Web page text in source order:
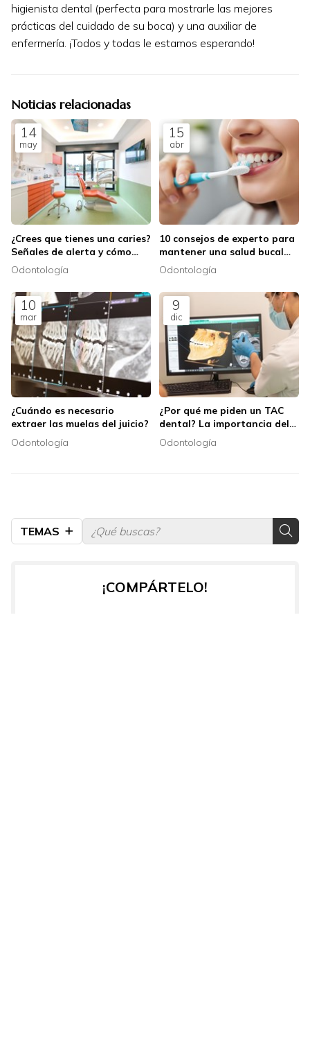
TEMAS
higienista dental (perfecta para mostrarle las mejores
prácticas del cuidado de su boca) y una auxiliar de
enfermería. ¡Todos y todas le estamos esperando!
Noticias relacionadas
14
may
¿Crees que tienes una caries?
Señales de alerta y cómo
actuar
Odontología
15
abr
10 consejos de experto para
mantener una salud bucal
impecable
Odontología
10
mar
¿Cuándo es necesario
extraer las muelas del juicio?
Odontología
9
dic
¿Por qué me piden un TAC
dental? La importancia del
diagnóstico 3D
Odontología
¡COMPÁRTELO!